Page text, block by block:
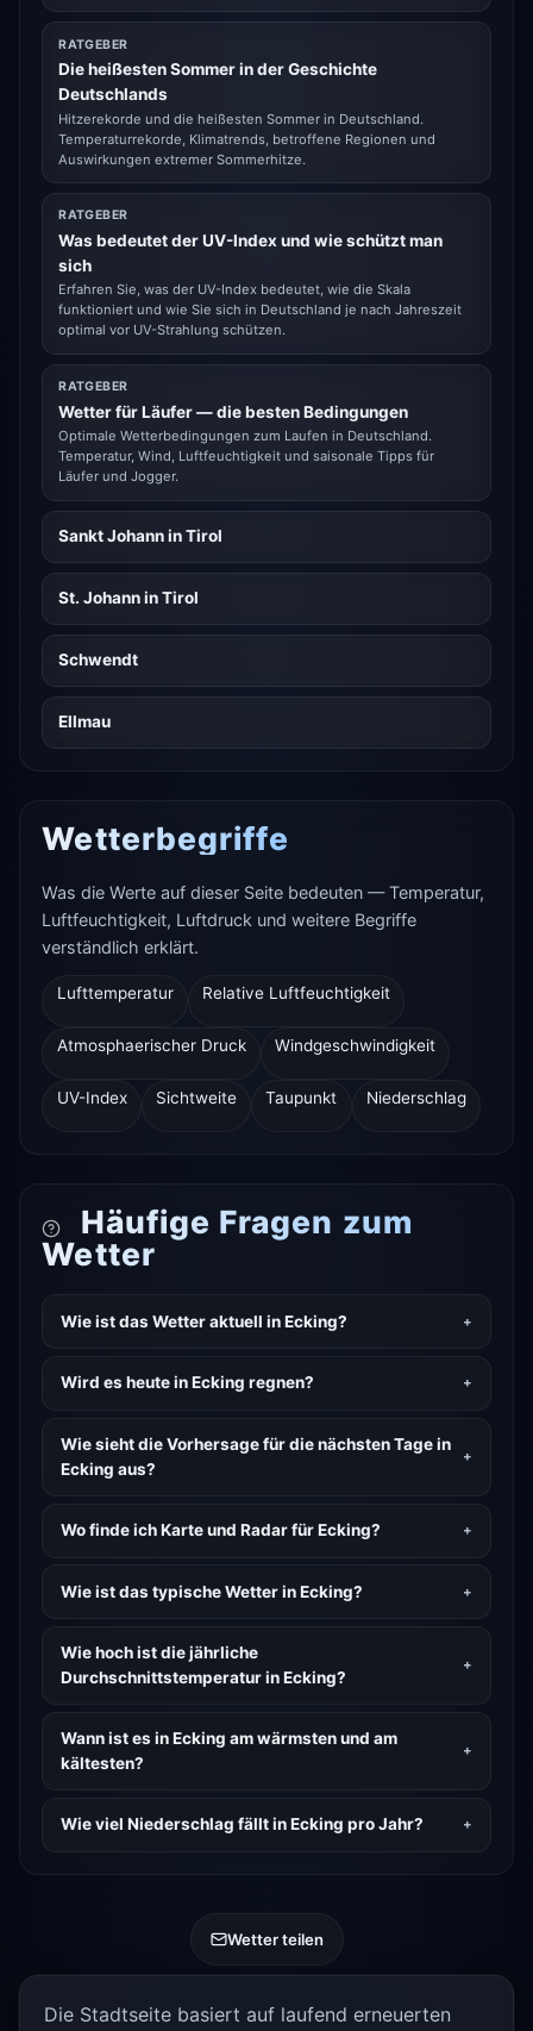
RATGEBER
Die heißesten Sommer in der Geschichte
Deutschlands
Hitzerekorde und die heißesten Sommer in Deutschland.
Temperaturrekorde, Klimatrends, betroffene Regionen und
Auswirkungen extremer Sommerhitze.
RATGEBER
Was bedeutet der UV-Index und wie schützt man
sich
Erfahren Sie, was der UV-Index bedeutet, wie die Skala
funktioniert und wie Sie sich in Deutschland je nach Jahreszeit
optimal vor UV-Strahlung schützen.
RATGEBER
Wetter für Läufer — die besten Bedingungen
Optimale Wetterbedingungen zum Laufen in Deutschland.
Temperatur, Wind, Luftfeuchtigkeit und saisonale Tipps für
Läufer und Jogger.
Sankt Johann in Tirol
St. Johann in Tirol
Schwendt
Ellmau
Wetterbegriffe
Was die Werte auf dieser Seite bedeuten — Temperatur,
Luftfeuchtigkeit, Luftdruck und weitere Begriffe
verständlich erklärt.
Lufttemperatur Relative Luftfeuchtigkeit
Atmosphaerischer Druck Windgeschwindigkeit
UV-Index Sichtweite Taupunkt Niederschlag
Häufige Fragen zum
Wetter
Wie ist das Wetter aktuell in Ecking?
Wird es heute in Ecking regnen?
Wie sieht die Vorhersage für die nächsten Tage in
Ecking aus?
Wo finde ich Karte und Radar für Ecking?
Wie ist das typische Wetter in Ecking?
Wie hoch ist die jährliche
Durchschnittstemperatur in Ecking?
Wann ist es in Ecking am wärmsten und am
kältesten?
Wie viel Niederschlag fällt in Ecking pro Jahr?
Wetter teilen
Die Stadtseite basiert auf laufend erneuerten